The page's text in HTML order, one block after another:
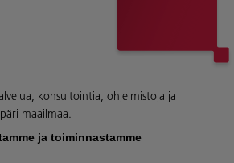
konsultointia, ohjelmistoja ja
maailmaa.
ja toiminnastamme